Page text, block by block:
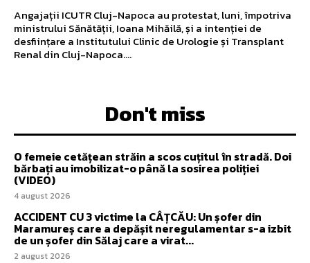
Angajații ICUTR Cluj-Napoca au protestat, luni, împotriva
ministrului Sănătății, Ioana Mihăilă, și a intenției de
desființare a Institutului Clinic de Urologie și Transplant
Renal din Cluj-Napoca....
Don't miss
O femeie cetățean străin a scos cuțitul în stradă. Doi
bărbați au imobilizat-o până la sosirea poliției
(VIDEO)
4 august 2026
ACCIDENT CU 3 victime la CÂȚCĂU: Un șofer din
Maramureș care a depășit neregulamentar s-a izbit
de un șofer din Sălaj care a virat...
2 august 2026